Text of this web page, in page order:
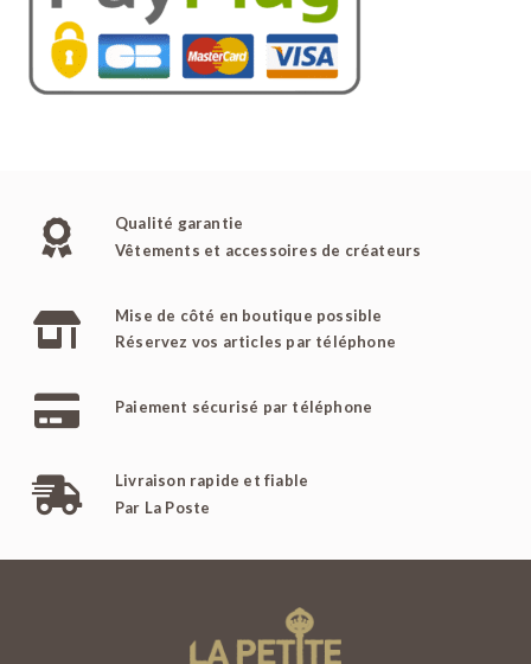
Qualité garantie
Vêtements et accessoires de créateurs
Mise de côté en boutique possible
Réservez vos articles par téléphone
Paiement sécurisé par téléphone
Livraison rapide et fiable
Par La Poste